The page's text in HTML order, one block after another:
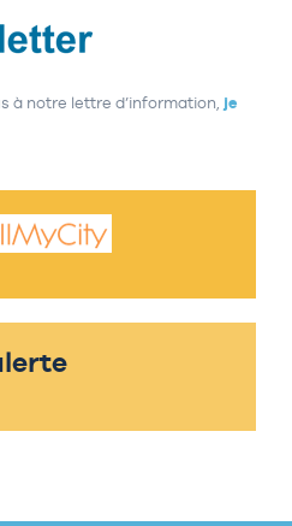
à notre lettre d’information, je